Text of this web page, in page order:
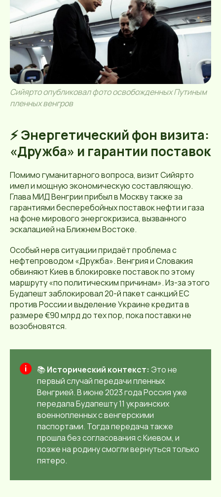
Сийярто опубликовал фото освобожденных Путиным
пленных венгров
⚡️ Энергетический фон визита:
«Дружба» и гарантии поставок
Помимо гуманитарного вопроса, визит Сийярто
имел и мощную экономическую составляющую.
Глава МИД Венгрии прибыл в Москву также за
гарантиями бесперебойных поставок нефти и газа
на фоне мирового энергокризиса, вызванного
эскалацией на Ближнем Востоке.
Особый нерв ситуации придаёт проблема с
нефтепроводом «Дружба». Венгрия и Словакия
обвиняют Киев в блокировке поставок по этому
маршруту «по политическим причинам». Из-за этого
Будапешт заблокировал 20-й пакет санкций ЕС
против России и выделение Украине кредита в
размере €90 млрд до тех пор, пока поставки не
возобновятся.
📚Исторический контекст: Это не
первый случай передачи пленных
Венгрией. В июне 2023 года Россия уже
передала Будапешту 11 украинских
военнопленных с венгерскими
паспортами. Тогда передача также
прошла без согласования с Киевом, и
позже на родину смогли вернуться только
пятеро.